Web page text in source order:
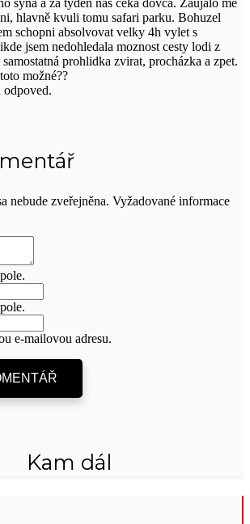
syna a za týden nas čeká dovca. Zaujalo me
hlavně kvuli tomu safari parku. Bohuzel
schopni absolvovat velky 4h vylet s
jsem nedohledala moznost cesty lodi z
prohlidka zvirat, procházka a zpet.
možné??
nebude zveřejněna. Vyžadované informace
e-mailovou adresu.
Kam dál